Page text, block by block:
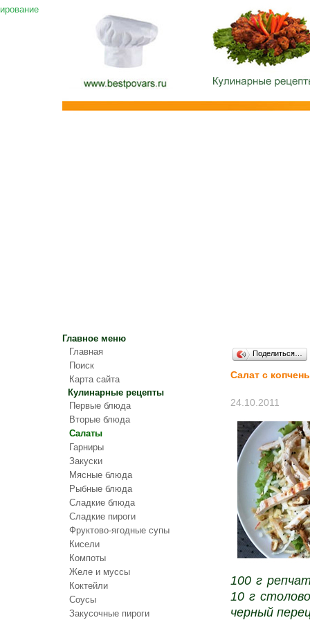
Главное меню
Главная
Поиск
Карта сайта
Кулинарные рецепты
Первые блюда
Вторые блюда
Салаты
Гарниры
Закуски
Мясные блюда
Рыбные блюда
Сладкие блюда
Сладкие пироги
Фруктово-ягодные супы
Кисели
Компоты
Желе и муссы
Коктейли
Соусы
Закусочные пироги
Поделиться…
Салат с
24.10.2011
100 г
10 г
черный